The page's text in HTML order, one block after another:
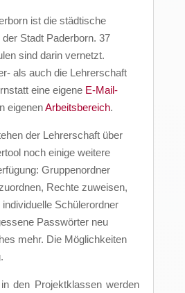
ist die städtische
Stadt Paderborn. 37
sind darin vernetzt.
als auch die Lehrerschaft
eine eigene E-Mail-
eigenenArbeitsbereich.
der Lehrerschaft über
noch einige weitere
Gruppenordner
Rechte zuweisen,
Schülerordner
Passwörter neu
mehr. Die Möglichkeiten
den Projektklassen werden